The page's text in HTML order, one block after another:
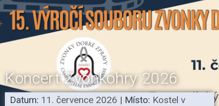
Koncert Zvonkohry 2026
Datum: 11. července 2026 | Místo: Kostel v